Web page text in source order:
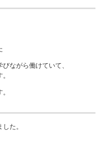
ながら働けていて、
た。